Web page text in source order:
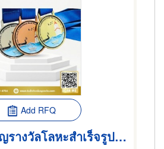
Add RFQ
รับสั่งทำเหรียญรางวัลโลหะสำเร็จรูปราคาถูก